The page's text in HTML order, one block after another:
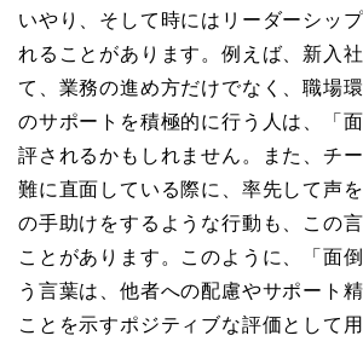
いやり、そして時にはリーダーシッ
れることがあります。例えば、新入
て、業務の進め方だけでなく、職場
のサポートを積極的に行う人は、「
評されるかもしれません。また、チ
難に直面している際に、率先して声
の手助けをするような行動も、この
ことがあります。このように、「面
う言葉は、他者への配慮やサポート
ことを示すポジティブな評価として